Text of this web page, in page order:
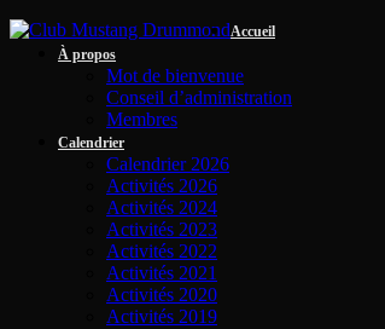
Accueil
À propos
Mot de bienvenue
Conseil d’administration
Membres
Calendrier
Calendrier 2026
Activités 2026
Activités 2024
Activités 2023
Activités 2022
Activités 2021
Activités 2020
Activités 2019